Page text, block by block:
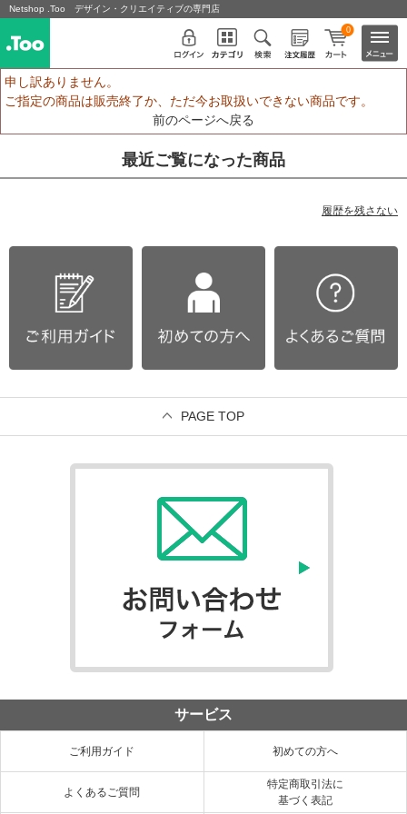
Netshop .Too デザイン・クリエイティブの専門店
0
申し訳ありません。
ご指定の商品は販売終了か、ただ今お取扱いできない商品です。
前のページへ戻る
最近ご覧になった商品
履歴を残さない
PAGE TOP
サービス
ご利用ガイド 初めての方へ
よくあるご質問
特定商取引法に
基づく表記